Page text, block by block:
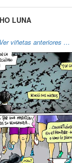
LUNA
Ver viñetas anteriores …